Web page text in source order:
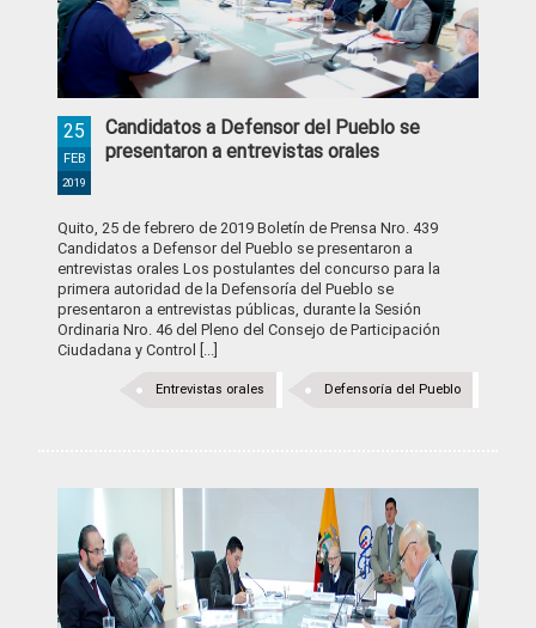
Candidatos a Defensor del Pueblo se
presentaron a entrevistas orales
25
FEB
2019
Quito, 25 de febrero de 2019 Boletín de Prensa Nro. 439
Candidatos a Defensor del Pueblo se presentaron a
entrevistas orales Los postulantes del concurso para la
primera autoridad de la Defensoría del Pueblo se
presentaron a entrevistas públicas, durante la Sesión
Ordinaria Nro. 46 del Pleno del Consejo de Participación
Ciudadana y Control [...]
Defensoría del Pueblo
Entrevistas orales